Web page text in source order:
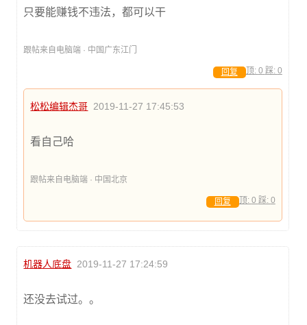
只要能赚钱不违法，都可以干
跟帖来自电脑端 · 中国广东江门
顶: 0 踩: 0
回复
松松编辑杰哥 2019-11-27 17:45:53
看自己哈
跟帖来自电脑端 · 中国北京
顶: 0 踩: 0
回复
机器人底盘 2019-11-27 17:24:59
还没去试过。。